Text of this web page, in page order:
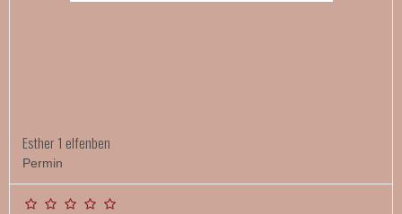
Esther 1 elfenben
Permin